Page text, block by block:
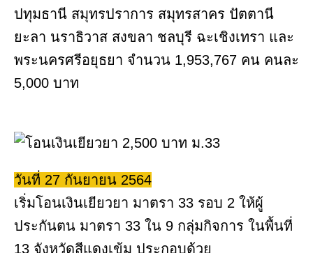
ปทุมธานี สมุทรปราการ สมุทรสาคร ปัตตานี
ยะลา นราธิวาส สงขลา ชลบุรี ฉะเชิงเทรา และ
พระนครศรีอยุธยา จำนวน 1,953,767 คน คนละ
5,000 บาท
วันที่ 27 กันยายน 2564
เริ่มโอนเงินเยียวยา มาตรา 33 รอบ 2 ให้ผู้
ประกันตน มาตรา 33 ใน 9 กลุ่มกิจการ ในพื้นที่
13 จังหวัดสีแดงเข้ม ประกอบด้วย